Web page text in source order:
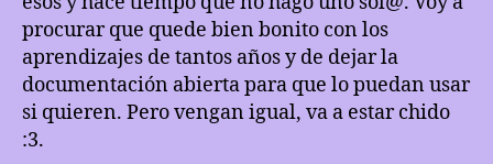
procurar que quede bien bonito con los
aprendizajes de tantos años y de dejar la
documentación abierta para que lo puedan usar
si quieren. Pero vengan igual, va a estar chido
:3.